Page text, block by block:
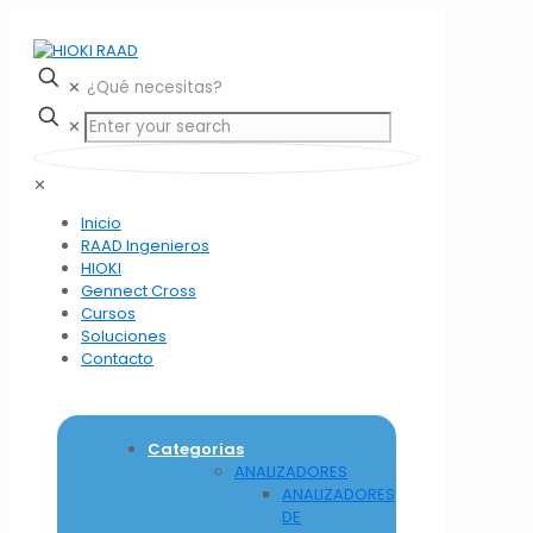
✕
✕
✕
Inicio
RAAD Ingenieros
HIOKI
Gennect Cross
Cursos
Soluciones
Contacto
Categorias
ANALIZADORES
ANALIZADORES
DE